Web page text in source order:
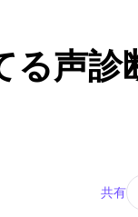
る声診
共有